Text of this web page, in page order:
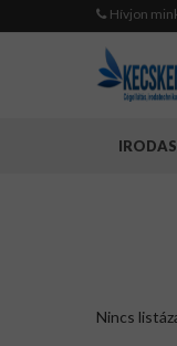
Hívjon
Nincs